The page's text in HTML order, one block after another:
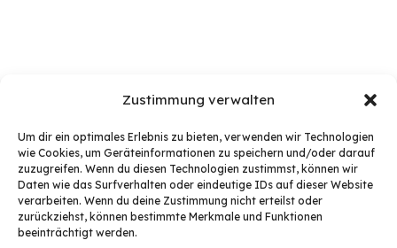
Zustimmung verwalten
Um dir ein optimales Erlebnis zu bieten, verwenden wir Technologien
wie Cookies, um Geräteinformationen zu speichern und/oder darauf
zuzugreifen. Wenn du diesen Technologien zustimmst, können wir
Daten wie das Surfverhalten oder eindeutige IDs auf dieser Website
verarbeiten. Wenn du deine Zustimmung nicht erteilst oder
zurückziehst, können bestimmte Merkmale und Funktionen
beeinträchtigt werden.
Aliquam massa ex, accumsan eget magna nec,
aliquam porttitor lacus. Morbi lacinia felis sit amet ex
viverra, id posuere velit molestie. Suspendisse rutrum
nunc quis commodo condimentum.